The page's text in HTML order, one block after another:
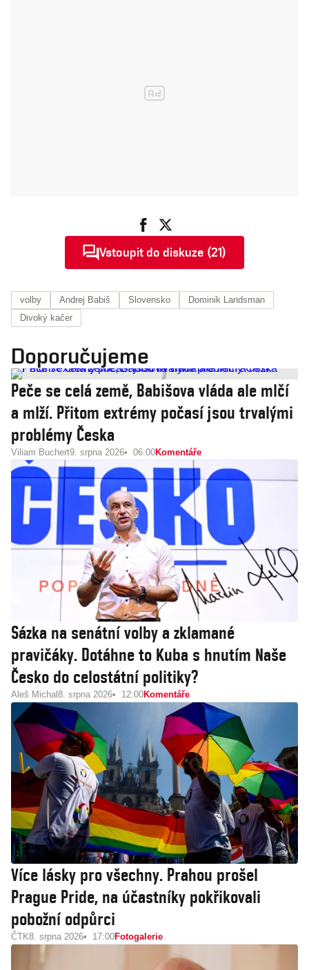
Vstoupit do diskuze (21)
volby Andrej Babiš Slovensko
Dominik Landsman
Divoký kačer
Doporučujeme
Peče se celá země, Babišova vláda ale mlčí
a mlží. Přitom extrémy počasí jsou trvalými
problémy Česka
Viliam Buchert9. srpna 2026 06:00Komentáře
Sázka na senátní volby a zklamané
pravičáky. Dotáhne to Kuba s hnutím Naše
Česko do celostátní politiky?
Aleš Michal 8. srpna 2026 12:00Komentáře
Více lásky pro všechny. Prahou prošel
Prague Pride, na účastníky pokřikovali
pobožní odpůrci
ČTK8. srpna 2026 17:00Fotogalerie